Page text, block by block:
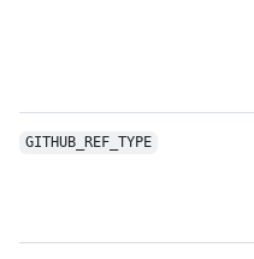
GITHUB_REF_TYPE